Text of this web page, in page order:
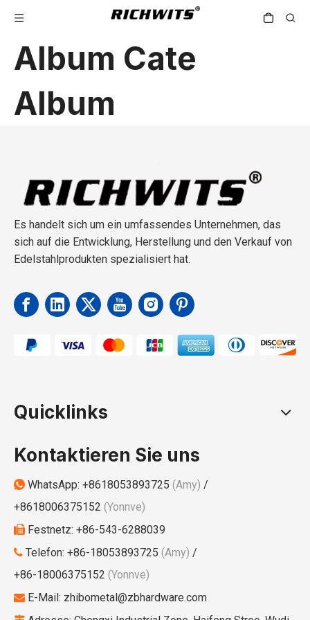
Album Cate
Album
Es handelt sich um ein umfassendes Unternehmen, das
sich auf die Entwicklung, Herstellung und den Verkauf von
Edelstahlprodukten spezialisiert hat.
Quicklinks
Kontaktieren Sie uns
 WhatsApp: +8618053893725 (Amy) /
+8618006375152 (Yonnve)
 Festnetz: +86-543-6288039
 Telefon: +86-18053893725 (Amy) /
+86-18006375152 (Yonnve)
 E-Mail: zhibometal@zbhardware.com